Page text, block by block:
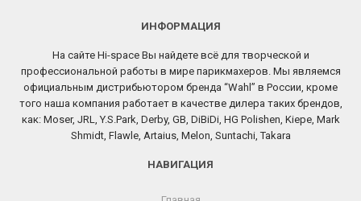
ИНФОРМАЦИЯ
На сайте Hi-space Вы найдете всё для творческой и
профессиональной работы в мире парикмахеров. Мы являемся
официальным дистрибьютором бренда “Wahl” в России, кроме
того наша компания работает в качестве дилера таких брендов,
как: Moser, JRL, Y.S.Park, Derby, GB, DiBiDi, HG Polishen, Kiepe, Mark
Shmidt, Flawle, Artaius, Melon, Suntachi, Takara
НАВИГАЦИЯ